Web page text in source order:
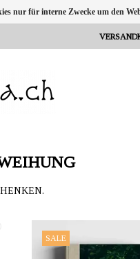
SALE Frauenfeld, Schweiz
nur für interne Zwecke um den